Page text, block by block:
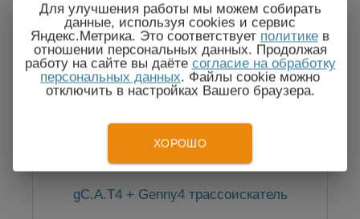
gC.A.T4 + Genny4 трассоискатель
Для улучшения работы мы можем собирать
данные, используя cookies и сервис
Яндекс.Метрика. Это соответствует политике в
отношении персональных данных. Продолжая
работу на сайте вы даёте согласие на обработку
персональных данных. Файлы cookie можно
отключить в настройках Вашего браузера.
ХОРОШО